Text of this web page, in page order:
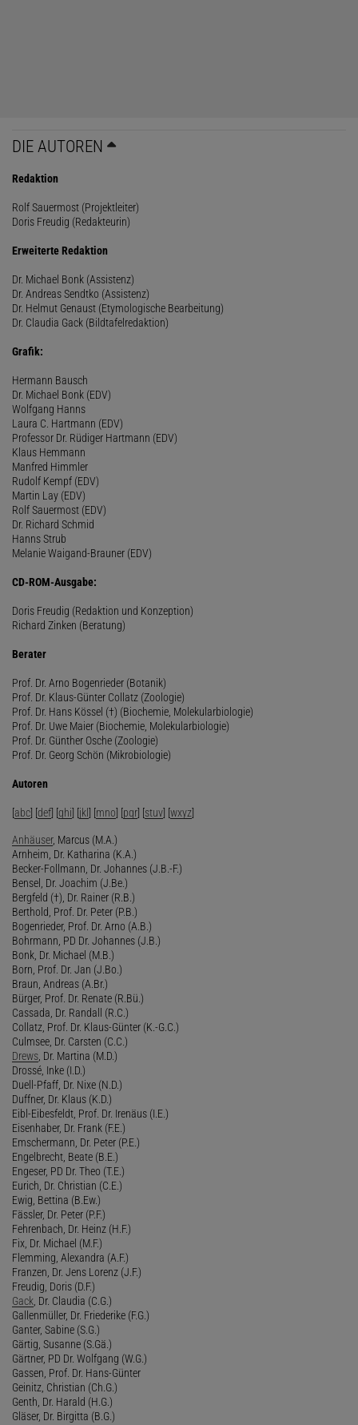
DIE AUTOREN
Redaktion
Rolf Sauermost (Projektleiter)
Doris Freudig (Redakteurin)
Erweiterte Redaktion
Dr. Michael Bonk (Assistenz)
Dr. Andreas Sendtko (Assistenz)
Dr. Helmut Genaust (Etymologische Bearbeitung)
Dr. Claudia Gack (Bildtafelredaktion)
Grafik:
Hermann Bausch
Dr. Michael Bonk (EDV)
Wolfgang Hanns
Laura C. Hartmann (EDV)
Professor Dr. Rüdiger Hartmann (EDV)
Klaus Hemmann
Manfred Himmler
Rudolf Kempf (EDV)
Martin Lay (EDV)
Rolf Sauermost (EDV)
Dr. Richard Schmid
Hanns Strub
Melanie Waigand-Brauner (EDV)
CD-ROM-Ausgabe:
Doris Freudig (Redaktion und Konzeption)
Richard Zinken (Beratung)
Berater
Prof. Dr. Arno Bogenrieder (Botanik)
Prof. Dr. Klaus-Günter Collatz (Zoologie)
Prof. Dr. Hans Kössel (†) (Biochemie, Molekularbiologie)
Prof. Dr. Uwe Maier (Biochemie, Molekularbiologie)
Prof. Dr. Günther Osche (Zoologie)
Prof. Dr. Georg Schön (Mikrobiologie)
Autoren
[abc] [def] [ghi] [jkl] [mno] [pqr] [stuv] [wxyz]
Anhäuser, Marcus (M.A.)
Arnheim, Dr. Katharina (K.A.)
Becker-Follmann, Dr. Johannes (J.B.-F.)
Bensel, Dr. Joachim (J.Be.)
Bergfeld (†), Dr. Rainer (R.B.)
Berthold, Prof. Dr. Peter (P.B.)
Bogenrieder, Prof. Dr. Arno (A.B.)
Bohrmann, PD Dr. Johannes (J.B.)
Bonk, Dr. Michael (M.B.)
Born, Prof. Dr. Jan (J.Bo.)
Braun, Andreas (A.Br.)
Bürger, Prof. Dr. Renate (R.Bü.)
Cassada, Dr. Randall (R.C.)
Collatz, Prof. Dr. Klaus-Günter (K.-G.C.)
Culmsee, Dr. Carsten (C.C.)
Drews , Dr. Martina (M.D.)
Drossé, Inke (I.D.)
Duell-Pfaff, Dr. Nixe (N.D.)
Duffner, Dr. Klaus (K.D.)
Eibl-Eibesfeldt, Prof. Dr. Irenäus (I.E.)
Eisenhaber, Dr. Frank (F.E.)
Emschermann, Dr. Peter (P.E.)
Engelbrecht, Beate (B.E.)
Engeser, PD Dr. Theo (T.E.)
Eurich, Dr. Christian (C.E.)
Ewig, Bettina (B.Ew.)
Fässler, Dr. Peter (P.F.)
Fehrenbach, Dr. Heinz (H.F.)
Fix, Dr. Michael (M.F.)
Flemming, Alexandra (A.F.)
Franzen, Dr. Jens Lorenz (J.F.)
Freudig, Doris (D.F.)
Gack , Dr. Claudia (C.G.)
Gallenmüller, Dr. Friederike (F.G.)
Ganter, Sabine (S.G.)
Gärtig, Susanne (S.Gä.)
Gärtner, PD Dr. Wolfgang (W.G.)
Gassen, Prof. Dr. Hans-Günter
Geinitz, Christian (Ch.G.)
Genth, Dr. Harald (H.G.)
Gläser, Dr. Birgitta (B.G.)